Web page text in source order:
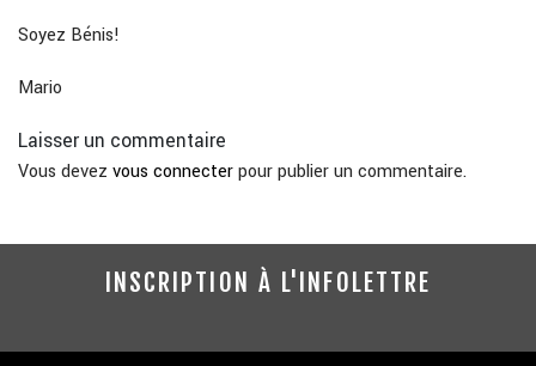
Soyez Bénis!
Mario
Laisser un commentaire
Vous devez vous connecterpour publier un commentaire.
INSCRIPTION À L'INFOLETTRE